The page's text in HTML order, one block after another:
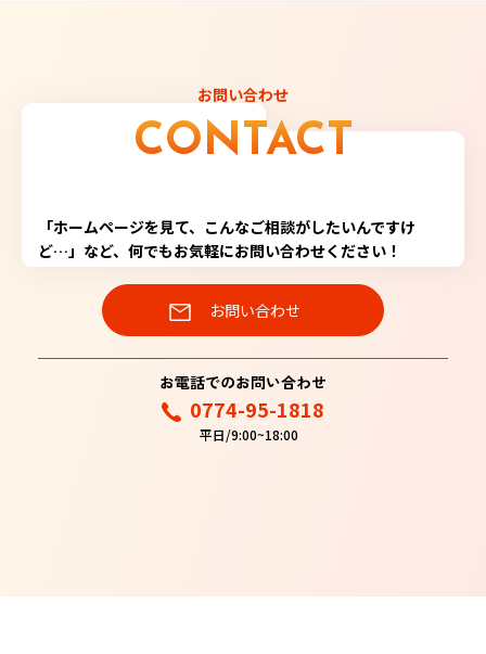
お問い合わせ
CONTACT
「ホームページを見て、こんなご相談がしたいんですけ
ど…」など、何でもお気軽にお問い合わせください！
お問い合わせ
お電話でのお問い合わせ
0774-95-1818
平日/9:00~18:00